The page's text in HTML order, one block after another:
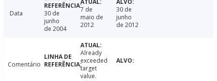
Data
30 de
junho
de 2004
7 de
maio de
2012
30 de
junho
de 2012
Comentário
Already
exceeded
target
value.